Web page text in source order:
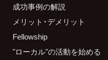
成功事例の解説
メリット・デメリット
Fellowship
"ローカル"の活動を始める